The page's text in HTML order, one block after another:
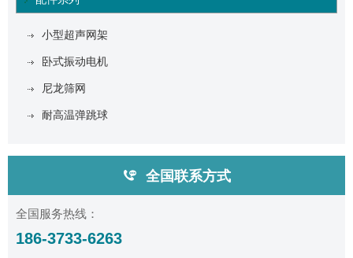
小型超声网架
卧式振动电机
尼龙筛网
耐高温弹跳球
全国联系方式
全国服务热线：
186-3733-6263